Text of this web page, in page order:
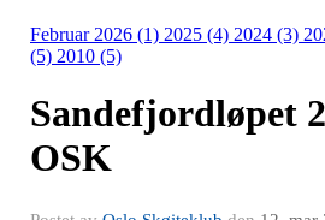
Februar 2026 (1) 2025 (4) 2024 (3)
(5) 2010 (5)
Sandefjordløpet
OSK